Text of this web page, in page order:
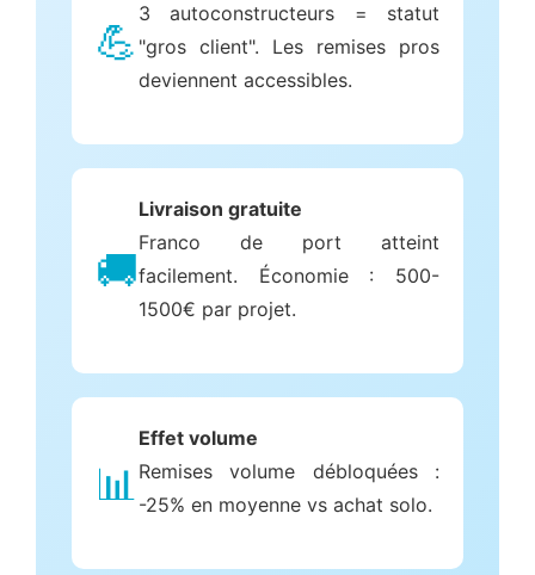
💪
3 autoconstructeurs = statut
"gros client". Les remises pros
deviennent accessibles.
🚚
Livraison gratuite
Franco de port atteint
facilement. Économie : 500-
1500€ par projet.
📊
Effet volume
Remises volume débloquées :
-25% en moyenne vs achat solo.